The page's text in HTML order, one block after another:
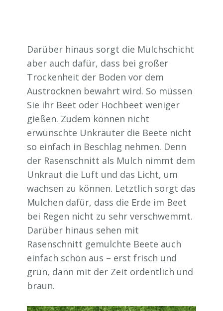
Darüber hinaus sorgt die Mulchschicht
aber auch dafür, dass bei großer
Trockenheit der Boden vor dem
Austrocknen bewahrt wird. So müssen
Sie ihr Beet oder Hochbeet weniger
gießen. Zudem können nicht
erwünschte Unkräuter die Beete nicht
so einfach in Beschlag nehmen. Denn
der Rasenschnitt als Mulch nimmt dem
Unkraut die Luft und das Licht, um
wachsen zu können. Letztlich sorgt das
Mulchen dafür, dass die Erde im Beet
bei Regen nicht zu sehr verschwemmt.
Darüber hinaus sehen mit
Rasenschnitt gemulchte Beete auch
einfach schön aus – erst frisch und
grün, dann mit der Zeit ordentlich und
braun.